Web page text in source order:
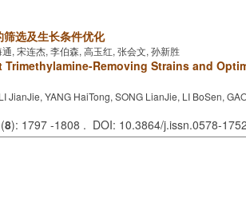
选及生长条件优化
, 宋连杰, 李伯森, 高玉红, 张会文, 孙新胜
Removing Strains and
JianJie, YANG HaiTong, SONG LianJie, LI BoSen,
8): 1797 -1808 . DOI: 10.3864/j.issn.0578-